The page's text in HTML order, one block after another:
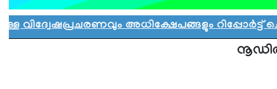
അധിക്ഷേപങ്ങളും റിപ്പോർട്ട്